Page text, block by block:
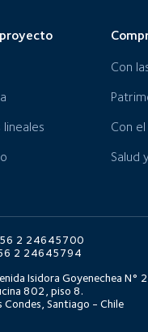
lineales
Con
Con
Salud
2 24645700
2 24645794
Isidora Goyenechea N°
802, piso 8.
Condes, Santiago - Chile